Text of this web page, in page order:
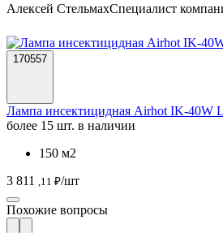
Алексей СтельмахСпециалист
170557
Лампа инсектицидная Airhot IK-40W
более 15 шт. в наличии
150 м2
3 811
,11 ₽/шт
Похожие вопросы